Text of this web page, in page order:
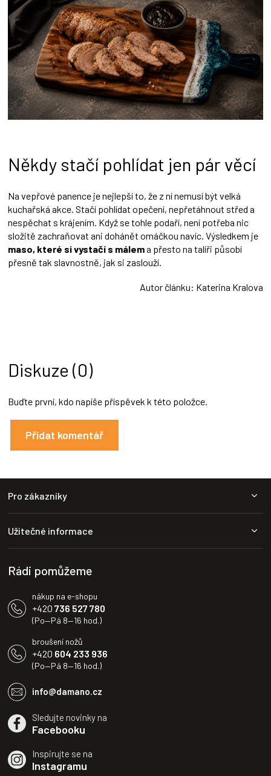
Někdy stačí pohlídat jen pár věcí
Na vepřové panence je nejlepší to, že z ní nemusí být velká
kuchařská akce. Stačí pohlídat opečení, nepřetáhnout střed a
nespěchat s krájením. Když se tohle podaří, není potřeba nic
složitě zachraňovat ani dohánět omáčkou navíc. Výsledkem je
maso, které si vystačí s málema přesto na talíři působí
přesně tak slavnostně, jak si zaslouží.
Autor článku: Katerina Kralova
Diskuze (0)
Buďte první, kdo napíše příspěvek k této položce.
Přidat komentář
Pro zákazníky
Užitečné informace
Rádi pomůžeme
nákup na e-shopu
+420 736 527 780
(Po—Pá 8—16 hod.)
broušení nožů
+420 604 233 936
(Po—Pá 8—16 hod.)
info@damano.cz
Sledujte novinky na
Facebooku
Inspirujte se na
Instagramu